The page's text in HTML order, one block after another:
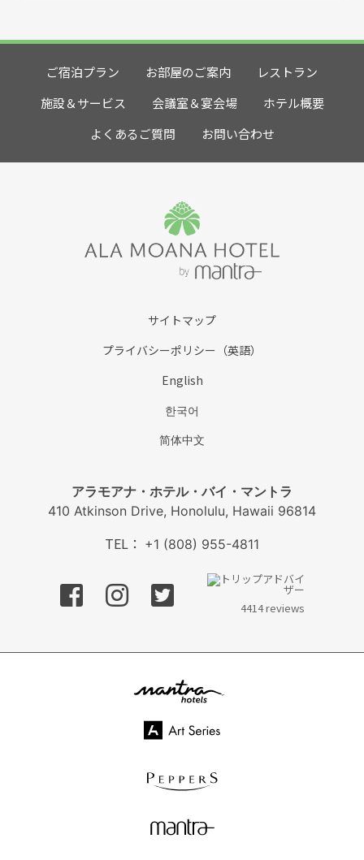
ご宿泊プラン お部屋のご案内
レストラン
施設＆サービス
会議室＆宴会場
ホテル概要
よくあるご質問
お問い合わせ
サイトマップ
プライバシーポリシー（英語）
English
한국어
简体中文
アラモアナ・ホテル・バイ・マントラ
410 Atkinson Drive, Honolulu, Hawaii 96814
TEL： +1 (808) 955-4811
フェイスブック
インスタグラム
ツイッター
4414 reviews
mantra hotels
Art Series
PEPPERS
mantra